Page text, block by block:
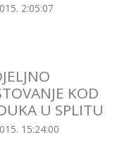
2:05:07
KOD
U SPLITU
15:24:00